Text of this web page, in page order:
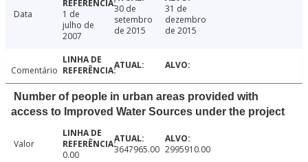
Data
1 de
julho de
2007
30 de
setembro
de 2015
31 de
dezembro
de 2015
Comentário
Number of people in urban areas provided with
access to Improved Water Sources under the project
Valor
0.00
3647965.00 2995910.00